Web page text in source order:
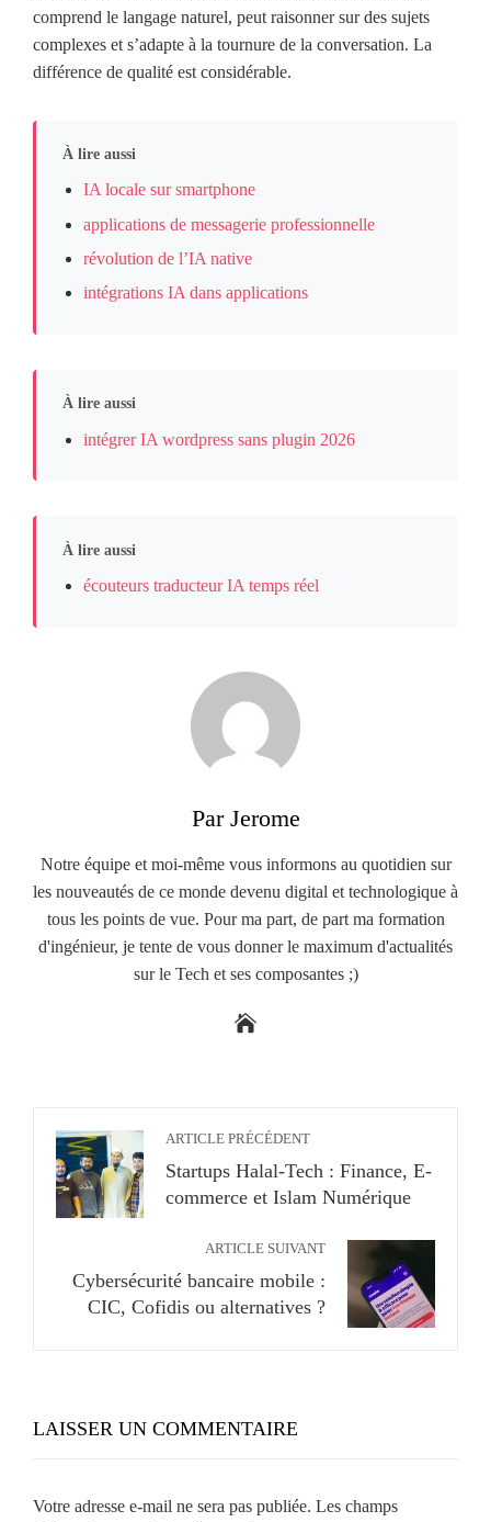
comprend le langage naturel, peut raisonner sur des sujets
complexes et s’adapte à la tournure de la conversation. La
différence de qualité est considérable.
À lire aussi
IA locale sur smartphone
applications de messagerie professionnelle
révolution de l’IA native
intégrations IA dans applications
À lire aussi
intégrer IA wordpress sans plugin 2026
À lire aussi
écouteurs traducteur IA temps réel
Par Jerome
Notre équipe et moi-même vous informons au quotidien sur
les nouveautés de ce monde devenu digital et technologique à
tous les points de vue. Pour ma part, de part ma formation
d'ingénieur, je tente de vous donner le maximum d'actualités
sur le Tech et ses composantes ;)
ARTICLE PRÉCÉDENT
Startups Halal-Tech : Finance, E-
commerce et Islam Numérique
ARTICLE SUIVANT
Cybersécurité bancaire mobile :
CIC, Cofidis ou alternatives ?
LAISSER UN COMMENTAIRE
Votre adresse e-mail ne sera pas publiée. Les champs